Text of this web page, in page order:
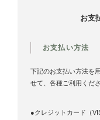
お支
お支払い方法
下記のお支払い方法を
せて、各種ご利用くださ
●クレジットカード（